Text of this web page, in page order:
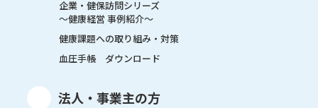
企業・健保訪問シリーズ
～健康経営 事例紹介～
健康課題への取り組み・対策
血圧手帳 ダウンロード
法人・事業主の方